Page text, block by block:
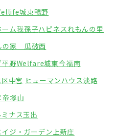
城東鴨野
ーム我孫子ハピネスれもんの里
の家 瓜破西
野Welfare城東今福南
中宮 ヒューマンハウス淡路
帝塚山
ナス玉出
イジ・ガーデン上新庄